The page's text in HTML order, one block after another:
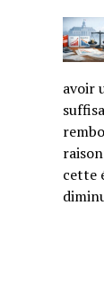
avoir
cette